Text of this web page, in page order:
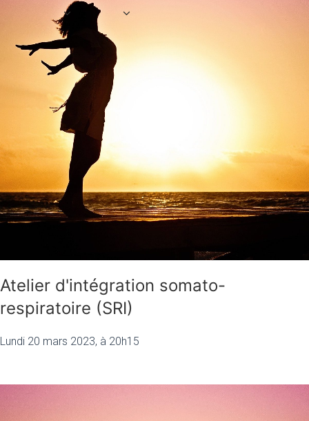
Atelier d'intégration somato-
respiratoire (SRI)
Lundi 20 mars 2023, à 20h15